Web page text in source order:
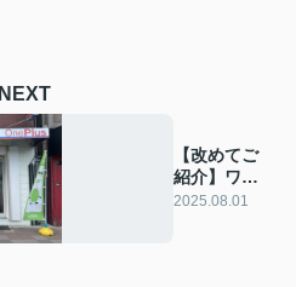
NEXT
【改めてご
紹介】ワン
プラス六甲
2025.08.01